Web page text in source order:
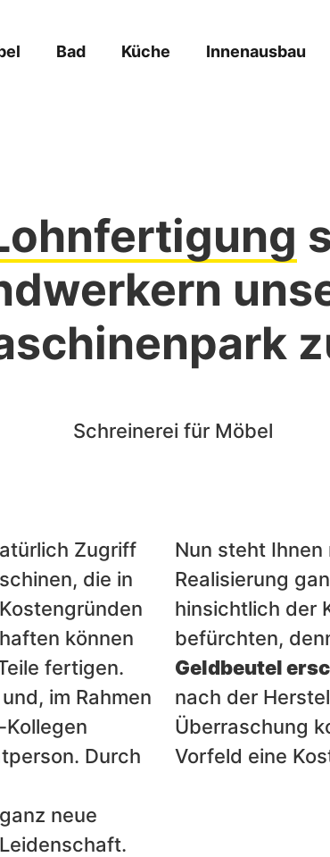
Bad Küche Innenausbau
Zugriff
die in
können
fertigen.
im Rahmen
Kollegen
Durch
neue
Nun steht Ihnen
Realisierung
hinsichtlich der
befürchten,
Geldbeutel
nach der
Überraschung
Vorfeld eine